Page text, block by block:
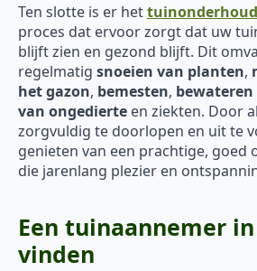
Ten slotte is er hettuinonderhoud
proces dat ervoor zorgt dat uw
blijft zien en gezond blijft. Dit
regelmatig snoeien van planten,
hetgazon, bemesten, bewateren
van ongedierte en ziekten. Door
zorgvuldig te doorlopen en uit te
genieten van een prachtige, goed
die jarenlang plezier en
Een tuinaannemer
vinden